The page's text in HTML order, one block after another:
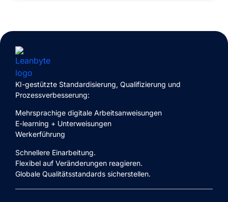
KI-gestützte Standardisierung, Qualifizierung und
Prozessverbesserung:
Mehrsprachige digitale Arbeitsanweisungen
E-learning + Unterweisungen
Werkerführung
Schnellere Einarbeitung.
Flexibel auf Veränderungen reagieren.
Globale Qualitätsstandards sicherstellen.